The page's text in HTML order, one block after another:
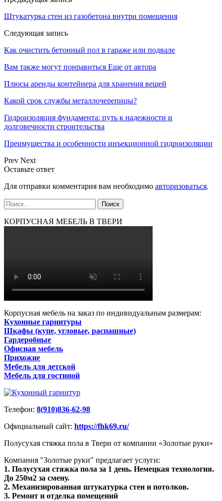
Штукатурка стен из газобетона внутри помещения
Следующая запись
Как очистить бетонный пол в гараже или подвале
Вам также могут понравиться Еще от автора
Плюсы аренды контейнера для хранения вещей
Какой срок службы металлочерепицы?
Гидроизоляция фундамента: путь к надежности и
долговечности строительства
Преимущества и особенности инъекционной гидроизоляции
Prev Next
Оставьте ответ
Для отправки комментария вам необходимо авторизоваться.
КОРПУСНАЯ МЕБЕЛЬ В ТВЕРИ
Корпусная мебель на заказ по индивидуальным размерам:
Кухонные гарнитуры
Шкафы (купе, угловые, распашные)
Гардеробные
Офисная мебель
Прихожие
Мебель для детской
Мебель для гостиной
Телефон: 8(910)836-62-98
Официальный сайт: https://fhk69.ru/
Полусухая стяжка пола в Твери от компании «Золотые руки»
Компания "Золотые руки" предлагает услуги:
1. Полусухая стяжка пола за 1 день. Немецкая технология.
До 250м2 за смену.
2. Механизированная штукатурка стен и потолков.
3. Ремонт и отделка помещений